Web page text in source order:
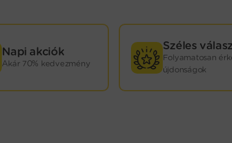
Napi akciók
Akár 70% kedvezmény
Széles
Folyamatosan
újdonságok